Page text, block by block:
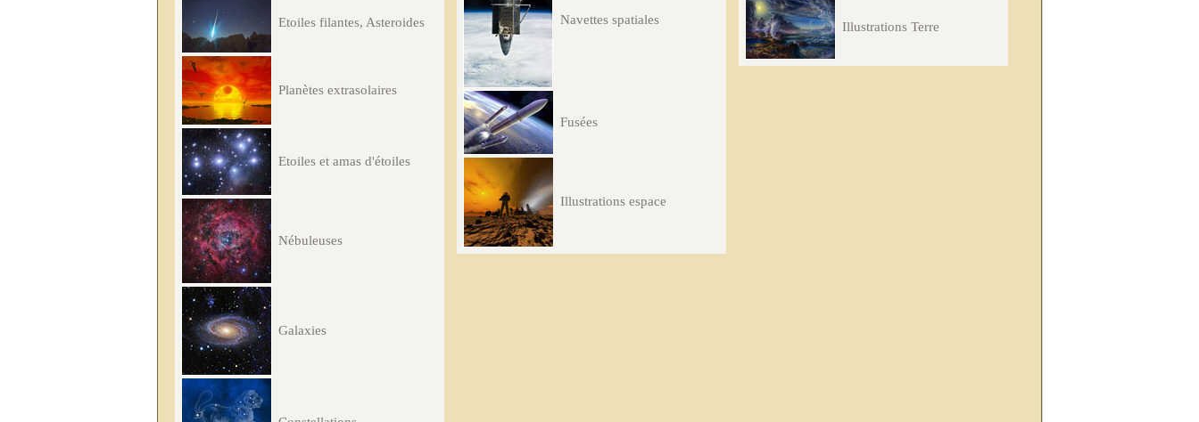
Etoiles filantes, Asteroides
Planètes extrasolaires
Etoiles et amas d'étoiles
Nébuleuses
Galaxies
Navettes spatiales
Fusées
Illustrations espace
Illustrations Terre